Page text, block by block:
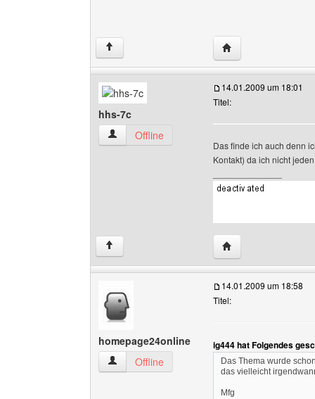
↑ Website dieses
hhs-7c
hhs-7c Benutzer-Profile anzeigen
Offline
14.01.2009 um 18:01
Titel:
Das finde ich auch denn
Kontakt) da ich nicht
↑ Website dieses
homepage24online
homepage24online Benutzer-Profile anzeigen
Offline
14.01.2009 um 18:58
Titel:
ig444 hat Folgendes
Das Thema wurde
das vielleicht
Mfg